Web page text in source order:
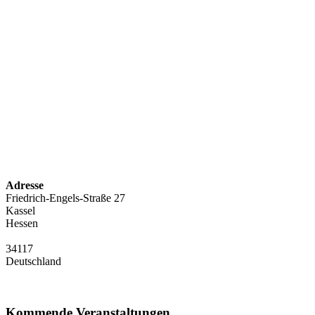
Adresse
Friedrich-Engels-Straße 27
Kassel
Hessen
34117
Deutschland